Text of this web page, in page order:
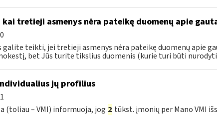
tretieji asmenys nėra pateikę duomenų apie
galite teikti, jei tretieji asmenys nėra pateikę duomenų apie
bet Jūs turite tikslius duomenis (kurie turi būti
jų profilius
(toliau – VMI) informuoja, jog 2 tūkst. įmonių per Mano VMI